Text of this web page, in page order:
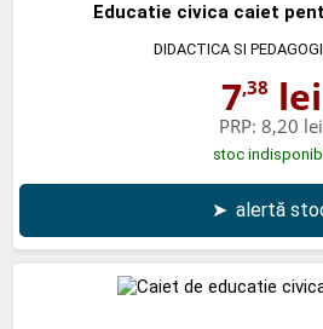
Educatie civica caiet
DIDACTICA SI
7,38 lei
PRP: 8,20 lei
stoc
➤ alertă